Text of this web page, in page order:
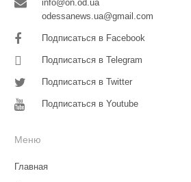
info@on.od.ua
odessanews.ua@gmail.com
Подписаться в Facebook
Подписаться в Telegram
Подписаться в Twitter
Подписаться в Youtube
Меню
Главная